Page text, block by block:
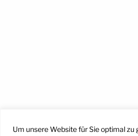
Um unsere Website für Sie optimal